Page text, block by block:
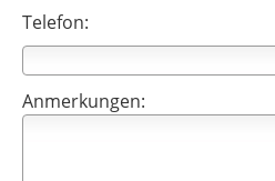
Telefon:
Anmerkungen: